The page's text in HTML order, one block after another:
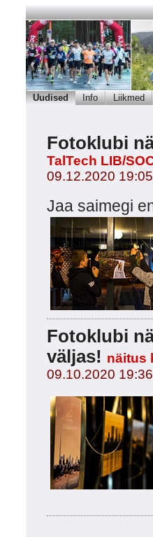
Uudised Info Liikmed
Fotoklubi
TalTech LIB/
09.12.2020 19:05
Jaa saimegi
Fotoklubi
väljas! näitus
09.10.2020 19:36